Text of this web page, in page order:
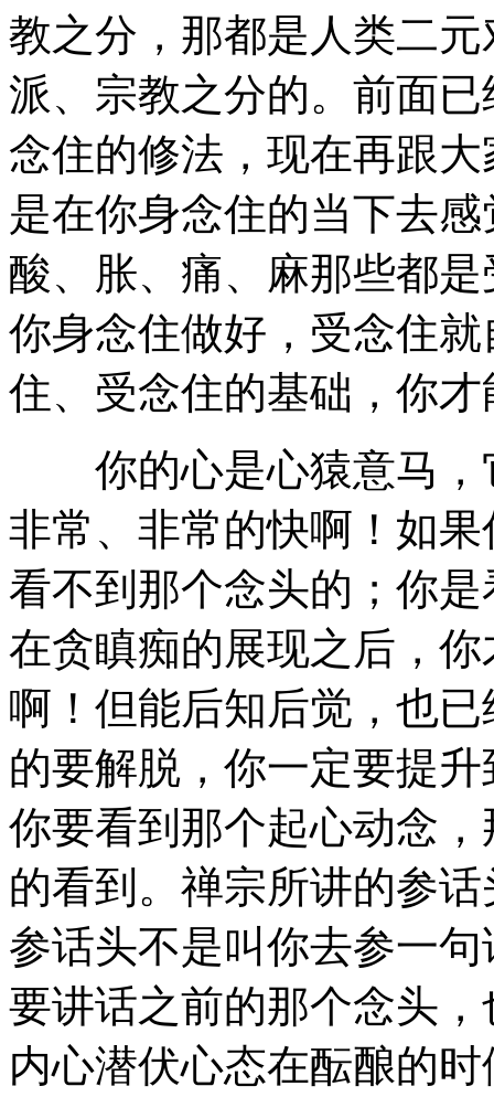
教之分，那都是人类二
派、宗教之分的。前面
念住的修法，现在再跟
是在你身念住的当下去
酸、胀、痛、麻那些都
你身念住做好，受念住
住、受念住的基础，你
你的心是心猿意马，
非常、非常的快啊！如
看不到那个念头的；你
在贪瞋痴的展现之后，
啊！但能后知后觉，也
的要解脱，你一定要提
你要看到那个起心动念
的看到。禅宗所讲的参
参话头不是叫你去参一
要讲话之前的那个念头
内心潜伏心态在酝酿的